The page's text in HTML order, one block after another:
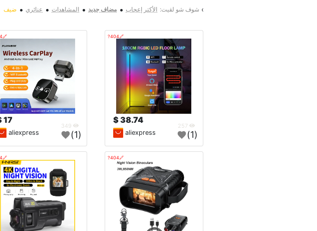
› شوف شو لقيت: الأكتر إعجاب • مضاف جديد • المشاهدات • عنائري • ضيف
🔗404?
38.74 $
aliexpress (1)
🔗404?
17 $
aliexpress (1)
🔗404?
🔗404?